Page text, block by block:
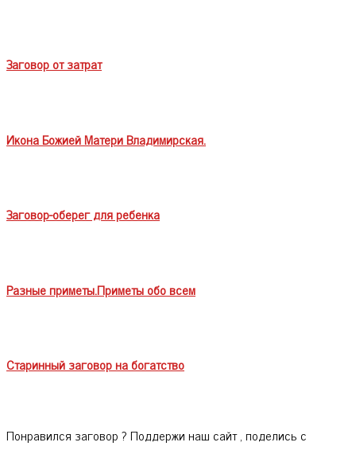
Заговор от затрат
Икона Божией Матери Владимирская.
Заговор-оберег для ребенка
Разные приметы.Приметы обо всем
Старинный заговор на богатство
Понравился заговор ? Поддержи наш сайт , поделись с